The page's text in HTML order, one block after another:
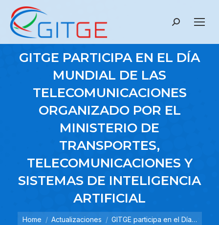
Search:
GITGE PARTICIPA EN EL DÍA
MUNDIAL DE LAS
TELECOMUNICACIONES
ORGANIZADO POR EL
MINISTERIO DE
TRANSPORTES,
TELECOMUNICACIONES Y
SISTEMAS DE INTELIGENCIA
ARTIFICIAL
Home Actualizaciones GITGE participa en el Día…